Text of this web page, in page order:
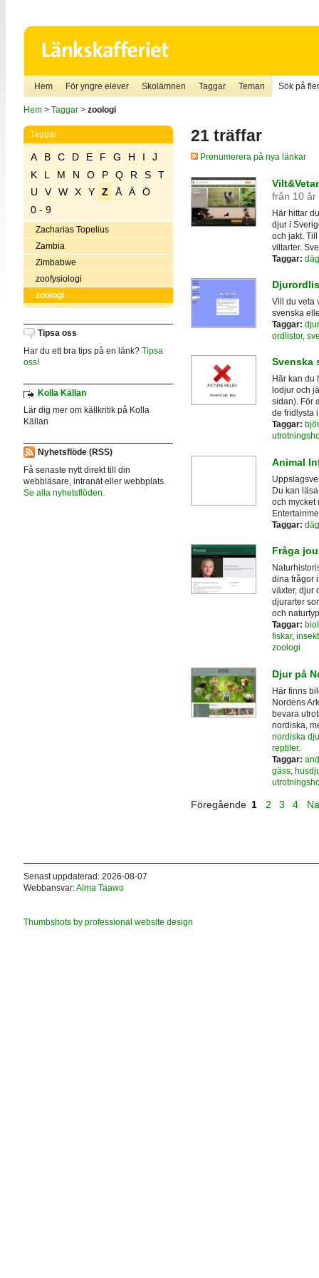
Hem För yngre elever Skolämnen Taggar Teman Sök på
Hem> Taggar> zoologi
Taggar
A B C D E F G H I
J
K
L M N O P Q R S
T
U
V W X Y Z Å Ä
Ö
0 - 9
Zacharias Topelius
Zambia
Zimbabwe
zoofysiologi
zoologi
Tipsa oss
Har du ett bra tips på en länk? Tipsa
oss!
Kolla Källan
Lär dig mer om källkritik på Kolla
Källan
Nyhetsflöde (RSS)
Få senaste nytt direkt till din
webbläsare, intranät eller webbplats.
Se alla nyhetsflöden.
21 träffar
Prenumerera på nya länkar
från 10 år
Här hittar
djur i
och jakt. Till
viltarter.
Taggar:
Vill du veta
svenska
Taggar: djur
ordlistor,
Svenska
Här kan du
lodjur och
sidan). För
de fridlysta
Taggar:
Animal
Du kan
och mycket
Taggar:
Fråga
dina frågor
växter, djur
djurarter
och
Taggar:
fiskar,
zoologi
Djur på
Här finns
Nordens
bevara
nordiska,
nordiska
reptiler.
Taggar:
gäss,
Föregående 1 2 3 4
Senast uppdaterad: 2026-08-07
Webbansvar:Alma Taawo
Thumbshots by professional website design